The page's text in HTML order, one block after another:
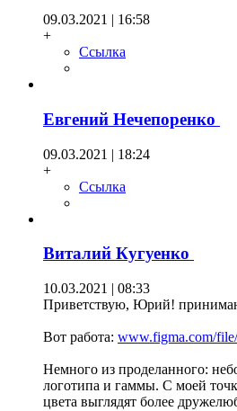
09.03.2021 | 16:58
+
Ссылка
Евгений Нечепоренко
09.03.2021 | 18:24
+
Ссылка
Виталий Кугуенко
10.03.2021 | 08:33
Приветствую, Юрий!
Вот работа: www.figma.com/
Немного из проделанного:
логотипа и гаммы. С моей
цвета выглядят более